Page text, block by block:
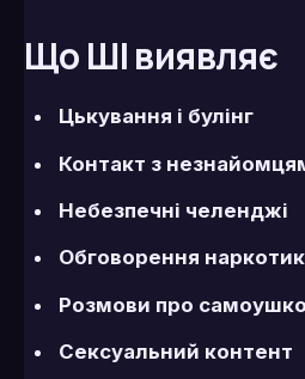
Що ШІ виявляє
Цькування і булінг
Контакт з
Небезпечні челенджі
Обговорення
Розмови про
Сексуальний контент